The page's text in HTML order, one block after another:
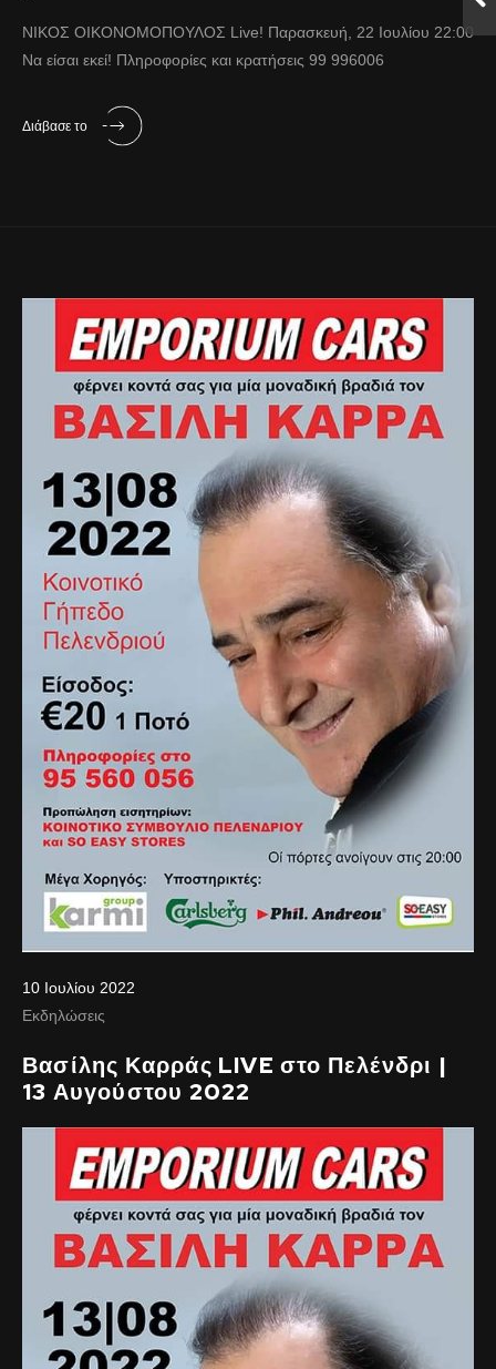
ΝΙΚΟΣ ΟΙΚΟΝΟΜΟΠΟΥΛΟΣ Live! Παρασκευή, 22 Ιουλίου 22:00
Να είσαι εκεί! Πληροφορίες και κρατήσεις 99 996006
Διάβασε το
10 Ιουλίου 2022
Εκδηλώσεις
Βασίλης Καρράς LIVE στο Πελένδρι |
13 Αυγούστου 2022